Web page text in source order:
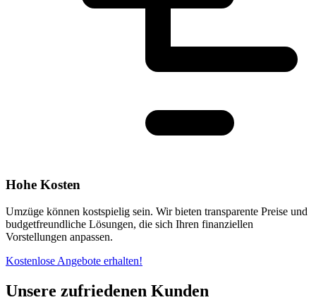
Hohe Kosten
Umzüge können kostspielig sein. Wir bieten transparente Preise und
budgetfreundliche Lösungen, die sich Ihren finanziellen
Vorstellungen anpassen.
Kostenlose Angebote erhalten!
Unsere zufriedenen Kunden